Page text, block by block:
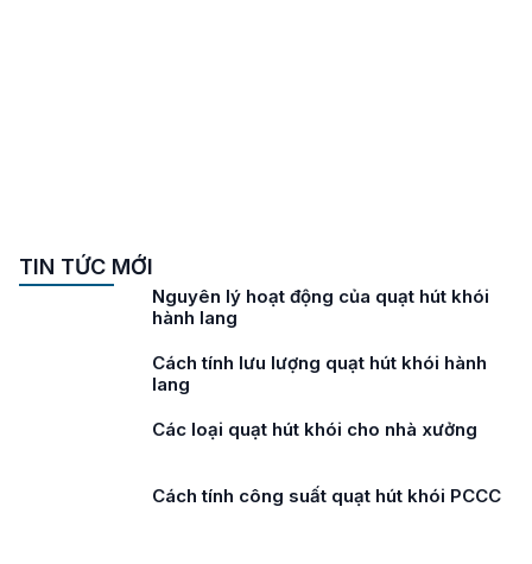
TIN TỨC MỚI
Nguyên lý hoạt động của quạt hút khói
hành lang
Cách tính lưu lượng quạt hút khói hành
lang
Các loại quạt hút khói cho nhà xưởng
Cách tính công suất quạt hút khói PCCC